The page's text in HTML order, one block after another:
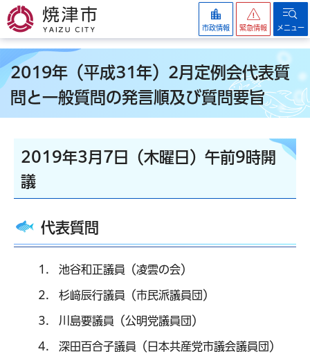
焼津市
市政情報 緊急情報 メニュー
2019年（平成31年）2月定例会代表質
問と一般質問の発言順及び質問要旨
2019年3月7日（木曜日）午前9時開
議
代表質問
池谷和正議員（凌雲の会）
杉﨑辰行議員（市民派議員団）
川島要議員（公明党議員団）
深田百合子議員（日本共産党市議会議員団）